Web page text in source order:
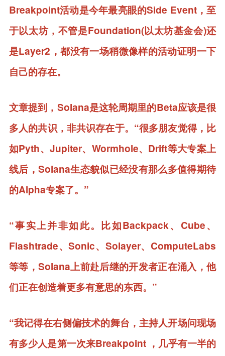
Breakpoint活动是今年最亮眼的Side Event，至
于以太坊，不管是Foundation(以太坊基金会)还
是Layer2，都没有一场稍微像样的活动证明一下
自己的存在。
文章提到，Solana是这轮周期里的Beta应该是很
多人的共识，非共识存在于。“很多朋友觉得，比
如Pyth、Jupiter、Wormhole、Drift等大专案上
线后，Solana生态貌似已经没有那么多值得期待
的Alpha专案了。”
“事实上并非如此。比如Backpack、Cube、
Flashtrade、Sonic、Solayer、ComputeLabs
等等，Solana上前赴后继的开发者正在涌入，他
们正在创造着更多有意思的东西。”
“我记得在右侧偏技术的舞台，主持人开场问现场
有多少人是第一次来Breakpoint ，几乎有一半的